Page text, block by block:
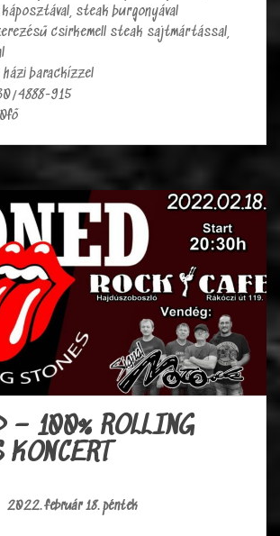
steak burgonyával
csirkemell steak sajtmártással,
házi barackízzel
4888-915
– 100% ROLLING
2022. február 18. péntek